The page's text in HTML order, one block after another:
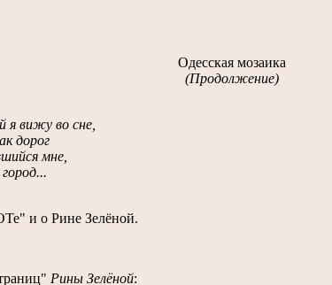
Одесская мозаика
(Продолжение)
я вижу во сне,
дорог
мне,
и о Рине Зелёной.
Рины Зелёной: